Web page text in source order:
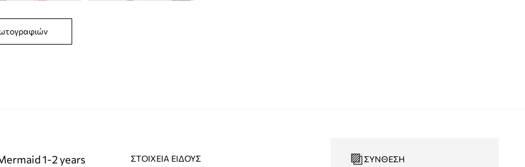
1-2 years ΣΤΟΙΧΕΊΑ ΕΊΔΟΥΣ ΣΎΝΘΕΣΗ